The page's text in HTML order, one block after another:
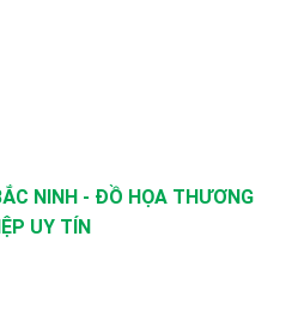
NINH - ĐỒ HỌA THƯƠNG
UY TÍN